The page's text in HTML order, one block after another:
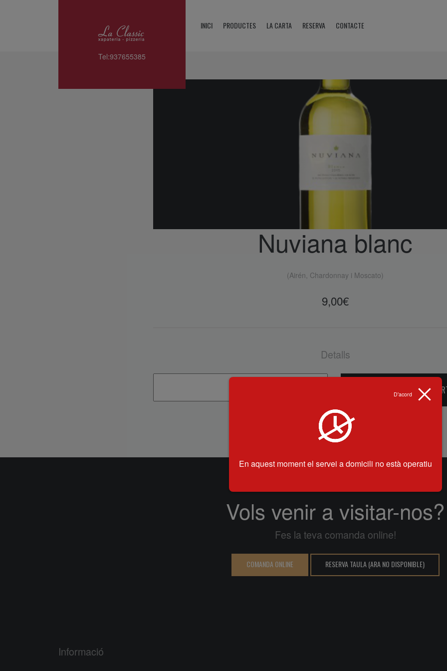
INICI PRODUCTES LA CARTA RESERVA CONTACTE
Nuviana blanc
(Airén, Chardonnay i Moscato)
9,00€
Detalls
ADD TO
BACK TO MENU
Vols venir a visitar-nos?
Fes la teva comanda online!
COMANDA ONLINE RESERVA TAULA (ARA NO DISPONIBLE)
Informació
D'acord
En aquest moment el servei a domicili no està operatiu